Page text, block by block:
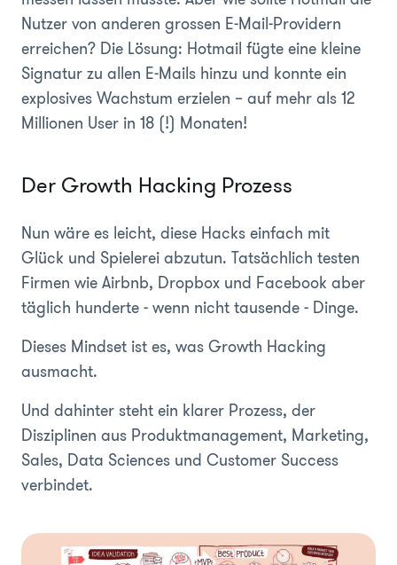
Nutzer von anderen grossen E-Mail-Providern
erreichen? Die Lösung: Hotmail fügte eine kleine
Signatur zu allen E-Mails hinzu und konnte ein
explosives Wachstum erzielen – auf mehr als 12
Millionen User in 18 (!) Monaten!
Der Growth Hacking Prozess
Nun wäre es leicht, diese Hacks einfach mit
Glück und Spielerei abzutun. Tatsächlich testen
Firmen wie Airbnb, Dropbox und Facebook aber
täglich hunderte - wenn nicht tausende - Dinge.
Dieses Mindset ist es, was Growth Hacking
ausmacht.
Und dahinter steht ein klarer Prozess, der
Disziplinen aus Produktmanagement, Marketing,
Sales, Data Sciences und Customer Success
verbindet.